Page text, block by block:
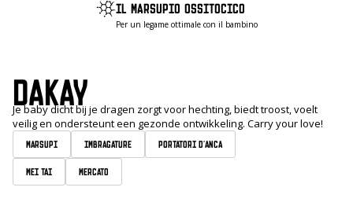
IL MARSUPIO OSSITOCICO
Per un legame ottimale con il bambino
DaKay
Je baby dicht bij je dragen zorgt voor hechting, biedt troost, voelt
veilig en ondersteunt een gezonde ontwikkeling. Carry your love!
Marsupi Imbragature Portatori d'anca
Mei Tai Mercato